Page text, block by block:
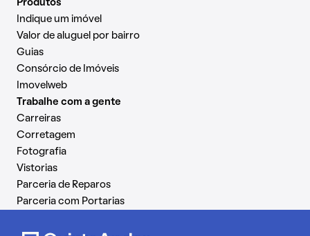
Produtos
Indique um imóvel
Valor de aluguel por bairro
Guias
Consórcio de Imóveis
Imovelweb
Trabalhe com a gente
Carreiras
Corretagem
Fotografia
Vistorias
Parceria de Reparos
Parceria com Portarias